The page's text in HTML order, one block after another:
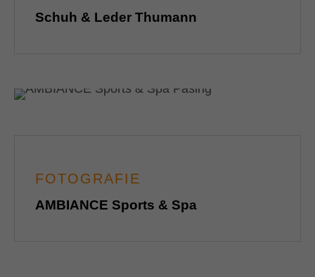
Schuh & Leder Thumann
FOTOGRAFIE
AMBIANCE Sports & Spa